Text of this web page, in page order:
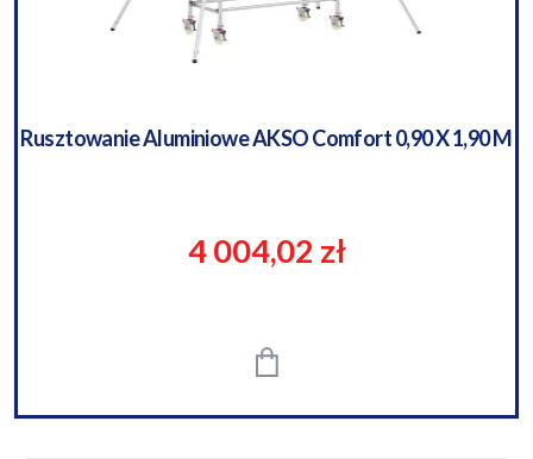
Rusztowanie Aluminiowe AKSO Comfort 0,90 X 1,90 M
4 004,02 zł